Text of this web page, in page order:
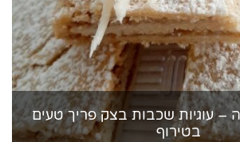
– עוגיות שכבות בצק פריך טעים
בטירוף